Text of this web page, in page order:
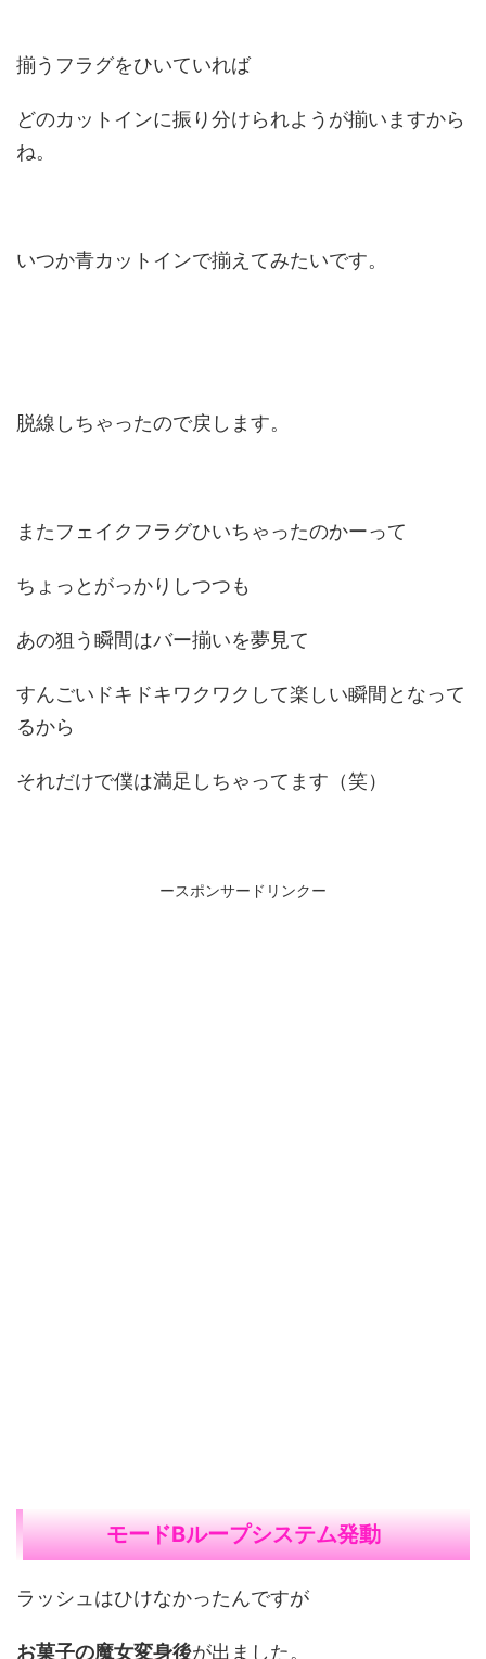
揃うフラグをひいていれば
どのカットインに振り分けられようが揃いますから
ね。
いつか青カットインで揃えてみたいです。
脱線しちゃったので戻します。
またフェイクフラグひいちゃったのかーって
ちょっとがっかりしつつも
あの狙う瞬間はバー揃いを夢見て
すんごいドキドキワクワクして楽しい瞬間となって
るから
それだけで僕は満足しちゃってます（笑）
ースポンサードリンクー
モードBループシステム発動
ラッシュはひけなかったんですが
お菓子の魔女変身後が出ました。